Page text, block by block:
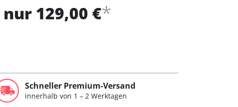
nur 129,00 €*
Schneller Premium-Versand
innerhalb von 1 – 2 Werktagen